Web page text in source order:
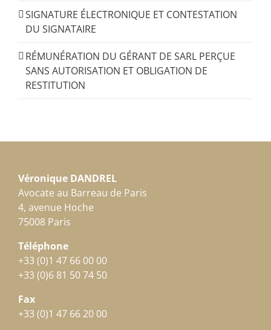
SIGNATURE ÉLECTRONIQUE ET CONTESTATION
DU SIGNATAIRE
RÉMUNÉRATION DU GÉRANT DE SARL PERÇUE
SANS AUTORISATION ET OBLIGATION DE
RESTITUTION
Véronique DANDREL
Avocate au Barreau de Paris
4, avenue Hoche
75008 Paris
Téléphone
+33 (0)1 47 66 00 00
+33 (0)6 81 50 74 50
Fax
+33 (0)1 47 66 20 00